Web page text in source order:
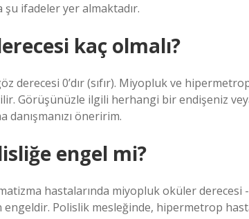
şu ifadeler yer almaktadır.
kaç olmalı?
derecesi 0’dır (sıfır). Miyopluk ve
Görüşünüzle ilgili herhangi bir endişeniz
öneririm.
engel mi?
hastalarında miyopluk oküler derecesi
engeldir. Polislik mesleğinde, hipermetrop